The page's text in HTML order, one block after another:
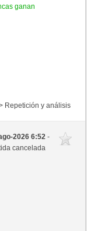
ganan
Repetición y análisis
2026 6:52-
cancelada